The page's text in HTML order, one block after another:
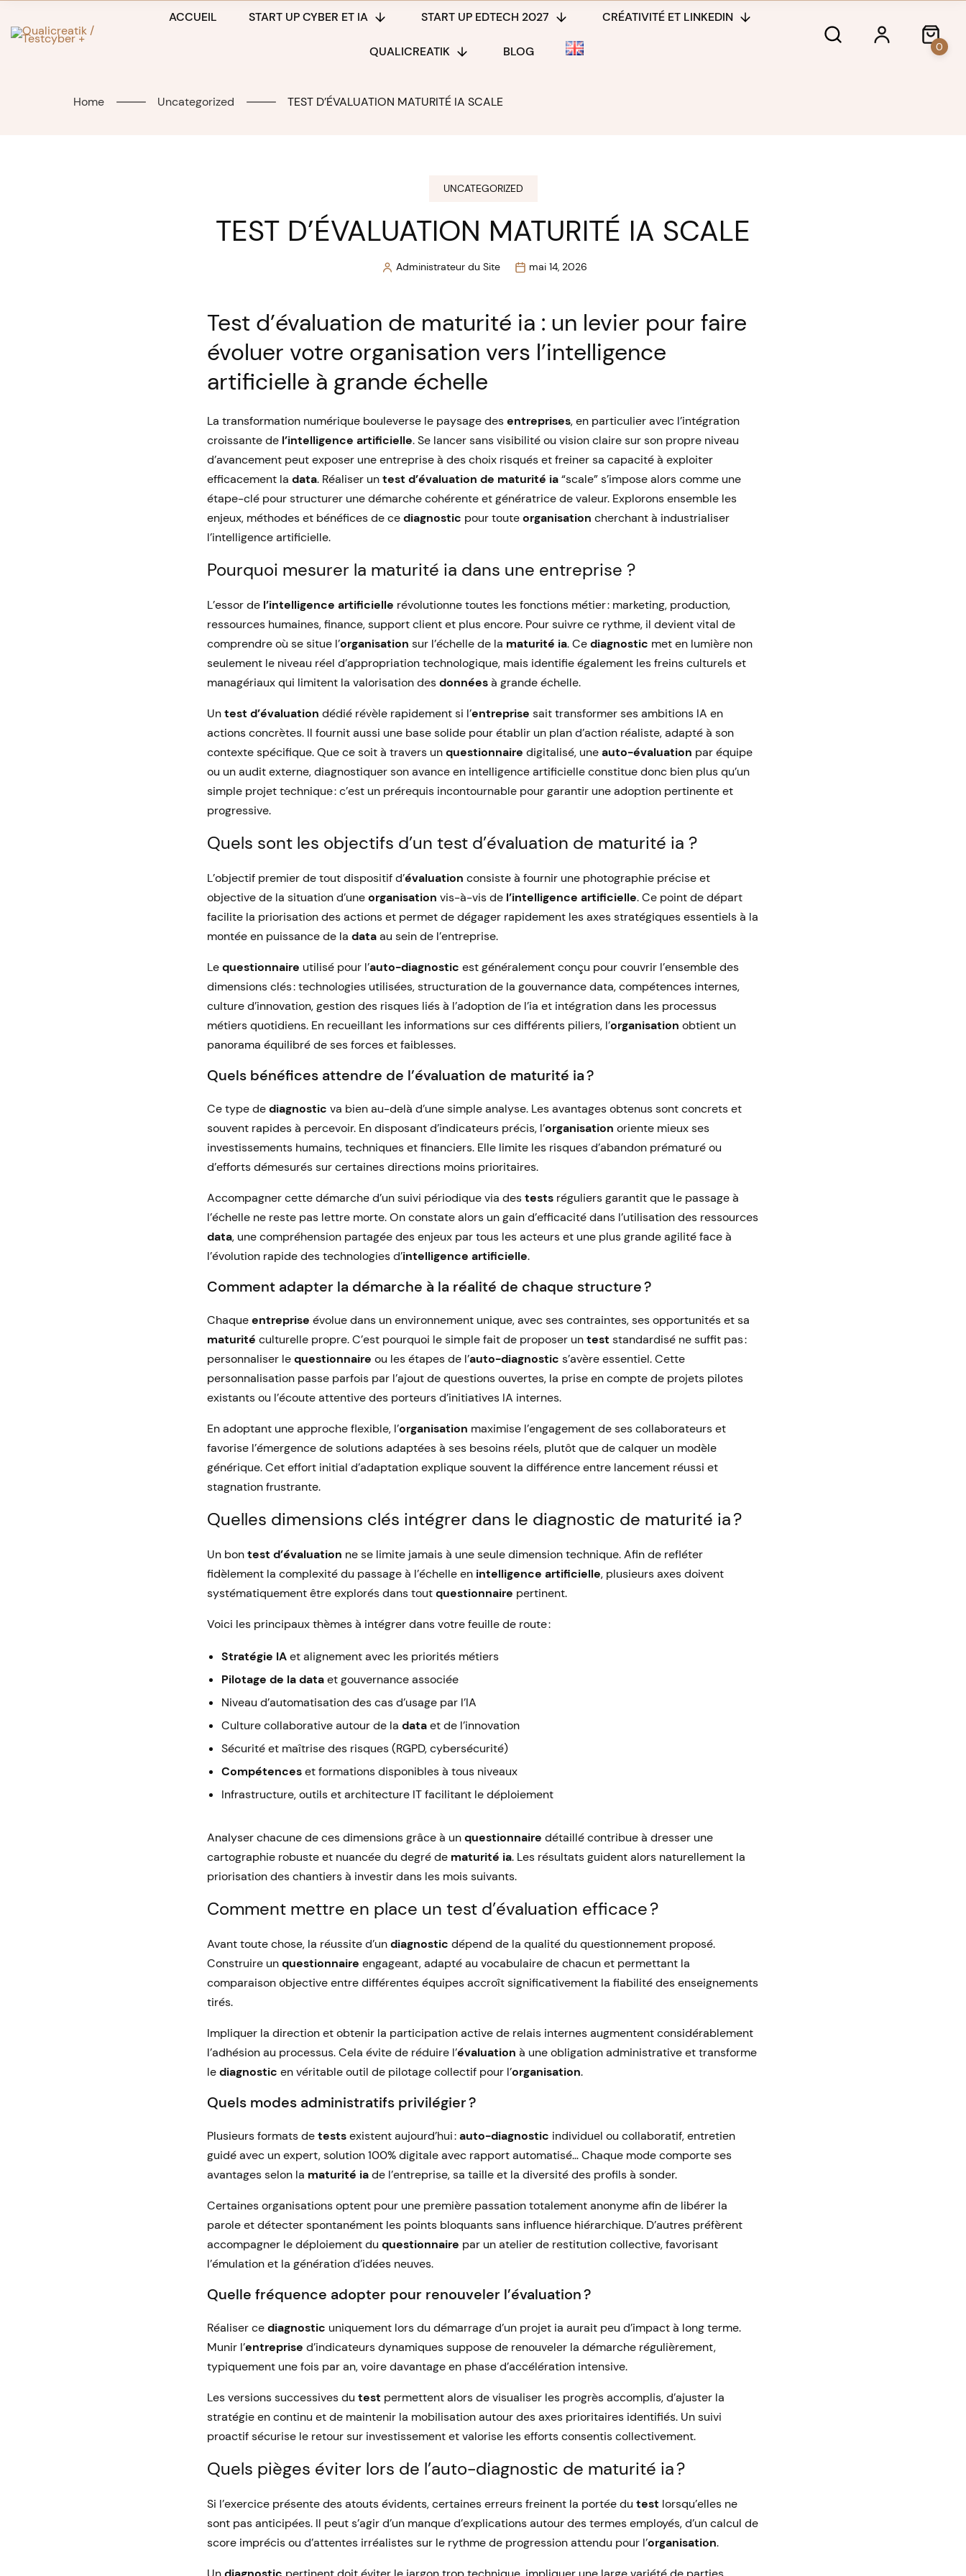
content
ACCUEIL START UP CYBER ET IA START UP EDTECH 2027 CRÉATIVITÉ ET LINKEDIN
QUALICREATIK BLOG 0
Home Uncategorized TEST D’ÉVALUATION MATURITÉ IA SCALE
UNCATEGORIZED
TEST D’ÉVALUATION MATURITÉ IA SCALE
PostedAdministrateur du Site mai 14, 2026
Test d’évaluation de maturité ia : un levier pour faire
évoluer votre organisation vers l’intelligence
artificielle à grande échelle
La transformation numérique bouleverse le paysage desentreprises, en particulier avec l’intégration
croissante de l’intelligence artificielle. Se lancer sans visibilité ou vision claire sur son propre niveau
d’avancement peut exposer une entreprise à des choix risqués et freiner sa capacité à exploiter
efficacement la data. Réaliser untest d’évaluation de maturité ia“scale” s’impose alors comme une
étape-clé pour structurer une démarche cohérente et génératrice de valeur. Explorons ensemble les
enjeux, méthodes et bénéfices de cediagnostic pour touteorganisation cherchant à industrialiser
l’intelligence artificielle.
Pourquoi mesurer la maturité ia dans une entreprise ?
L’essor de l’intelligence artificielle révolutionne toutes les fonctions métier : marketing, production,
ressources humaines, finance, support client et plus encore. Pour suivre ce rythme, il devient vital de
comprendre où se situe l’organisation sur l’échelle de la maturité ia. Cediagnostic met en lumière non
seulement le niveau réel d’appropriation technologique, mais identifie également les freins culturels et
managériaux qui limitent la valorisation desdonnéesà grande échelle.
Untest d’évaluation dédié révèle rapidement si l’entreprise sait transformer ses ambitions IA en
actions concrètes. Il fournit aussi une base solide pour établir un plan d’action réaliste, adapté à son
contexte spécifique. Que ce soit à travers unquestionnaire digitalisé, uneauto-évaluation par équipe
ou un audit externe, diagnostiquer son avance en intelligence artificielle constitue donc bien plus qu’un
simple projet technique : c’est un prérequis incontournable pour garantir une adoption pertinente et
progressive.
Quels sont les objectifs d’un test d’évaluation de maturité ia ?
L’objectif premier de tout dispositif d’évaluation consiste à fournir une photographie précise et
objective de la situation d’uneorganisation vis-à-vis de l’intelligence artificielle. Ce point de départ
facilite la priorisation des actions et permet de dégager rapidement les axes stratégiques essentiels à la
montée en puissance de la dataau sein de l’entreprise.
Lequestionnaire utilisé pour l’auto-diagnostic est généralement conçu pour couvrir l’ensemble des
dimensions clés : technologies utilisées, structuration de la gouvernance data, compétences internes,
culture d’innovation, gestion des risques liés à l’adoption de l’ia et intégration dans les processus
métiers quotidiens. En recueillant les informations sur ces différents piliers, l’organisation obtient un
panorama équilibré de ses forces et faiblesses.
Quels bénéfices attendre de l’évaluation de maturité ia ?
Ce type dediagnostic va bien au-delà d’une simple analyse. Les avantages obtenus sont concrets et
souvent rapides à percevoir. En disposant d’indicateurs précis, l’organisation oriente mieux ses
investissements humains, techniques et financiers. Elle limite les risques d’abandon prématuré ou
d’efforts démesurés sur certaines directions moins prioritaires.
Accompagner cette démarche d’un suivi périodique via destests réguliers garantit que le passage à
l’échelle ne reste pas lettre morte. On constate alors un gain d’efficacité dans l’utilisation des ressources
data, une compréhension partagée des enjeux par tous les acteurs et une plus grande agilité face à
l’évolution rapide des technologies d’intelligence artificielle.
Comment adapter la démarche à la réalité de chaque structure ?
Chaqueentreprise évolue dans un environnement unique, avec ses contraintes, ses opportunités et sa
maturité culturelle propre. C’est pourquoi le simple fait de proposer untest standardisé ne suffit pas :
personnaliser lequestionnaire ou les étapes de l’auto-diagnostic s’avère essentiel. Cette
personnalisation passe parfois par l’ajout de questions ouvertes, la prise en compte de projets pilotes
existants ou l’écoute attentive des porteurs d’initiatives IA internes.
En adoptant une approche flexible, l’organisation maximise l’engagement de ses collaborateurs et
favorise l’émergence de solutions adaptées à ses besoins réels, plutôt que de calquer un modèle
générique. Cet effort initial d’adaptation explique souvent la différence entre lancement réussi et
stagnation frustrante.
Quelles dimensions clés intégrer dans le diagnostic de maturité ia ?
Un bontest d’évaluation ne se limite jamais à une seule dimension technique. Afin de refléter
fidèlement la complexité du passage à l’échelle en intelligence artificielle, plusieurs axes doivent
systématiquement être explorés dans toutquestionnaire pertinent.
Voici les principaux thèmes à intégrer dans votre feuille de route :
Stratégie IAet alignement avec les priorités métiers
Pilotage de la dataet gouvernance associée
Niveau d’automatisation des cas d’usage par l’IA
Culture collaborative autour de la dataet de l’innovation
Sécurité et maîtrise des risques (RGPD, cybersécurité)
Compétenceset formations disponibles à tous niveaux
Infrastructure, outils et architecture IT facilitant le déploiement
Analyser chacune de ces dimensions grâce à unquestionnaire détaillé contribue à dresser une
cartographie robuste et nuancée du degré de maturité ia. Les résultats guident alors naturellement la
priorisation des chantiers à investir dans les mois suivants.
Comment mettre en place un test d’évaluation efficace ?
Avant toute chose, la réussite d’undiagnostic dépend de la qualité du questionnement proposé.
Construire unquestionnaire engageant, adapté au vocabulaire de chacun et permettant la
comparaison objective entre différentes équipes accroît significativement la fiabilité des enseignements
tirés.
Impliquer la direction et obtenir la participation active de relais internes augmentent considérablement
l’adhésion au processus. Cela évite de réduire l’évaluation à une obligation administrative et transforme
lediagnostic en véritable outil de pilotage collectif pour l’organisation.
Quels modes administratifs privilégier ?
Plusieurs formats detestsexistent aujourd’hui :auto-diagnostic individuel ou collaboratif, entretien
guidé avec un expert, solution 100% digitale avec rapport automatisé… Chaque mode comporte ses
avantages selon la maturité iade l’entreprise, sa taille et la diversité des profils à sonder.
Certaines organisations optent pour une première passation totalement anonyme afin de libérer la
parole et détecter spontanément les points bloquants sans influence hiérarchique. D’autres préfèrent
accompagner le déploiement du questionnaire par un atelier de restitution collective, favorisant
l’émulation et la génération d’idées neuves.
Quelle fréquence adopter pour renouveler l’évaluation ?
Réaliser cediagnostic uniquement lors du démarrage d’un projet ia aurait peu d’impact à long terme.
Munir l’entreprise d’indicateurs dynamiques suppose de renouveler la démarche régulièrement,
typiquement une fois par an, voire davantage en phase d’accélération intensive.
Les versions successives du test permettent alors de visualiser les progrès accomplis, d’ajuster la
stratégie en continu et de maintenir la mobilisation autour des axes prioritaires identifiés. Un suivi
proactif sécurise le retour sur investissement et valorise les efforts consentis collectivement.
Quels pièges éviter lors de l’auto-diagnostic de maturité ia ?
Si l’exercice présente des atouts évidents, certaines erreurs freinent la portée du test lorsqu’elles ne
sont pas anticipées. Il peut s’agir d’un manque d’explications autour des termes employés, d’un calcul de
score imprécis ou d’attentes irréalistes sur le rythme de progression attendu pour l’organisation.